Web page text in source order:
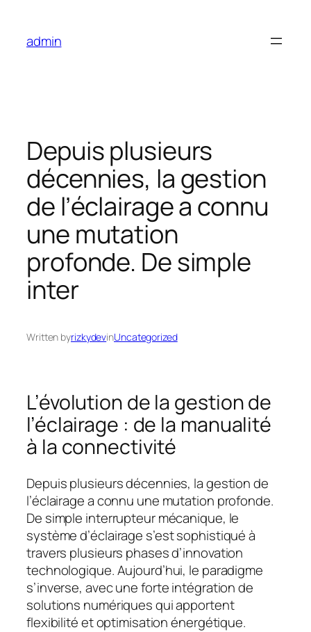
content
admin
Depuis plusieurs
décennies, la gestion
de l’éclairage a connu
une mutation
profonde. De simple
inter
Written byrizkydevinUncategorized
L’évolution de la gestion de
l’éclairage : de la manualité
à la connectivité
Depuis plusieurs décennies, la gestion de
l’éclairage a connu une mutation profonde.
De simple interrupteur mécanique, le
système d’éclairage s’est sophistiqué à
travers plusieurs phases d’innovation
technologique. Aujourd’hui, le paradigme
s’inverse, avec une forte intégration de
solutions numériques qui apportent
flexibilité et optimisation énergétique.